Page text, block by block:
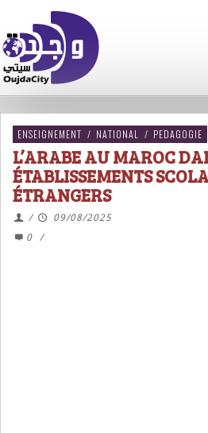
ENSEIGNEMENT / NATIONAL / PEDAGOGIE
L’ARABE AU MAROC
ÉTABLISSEMENTS
ÉTRANGERS
/
09/08/2025
0
/